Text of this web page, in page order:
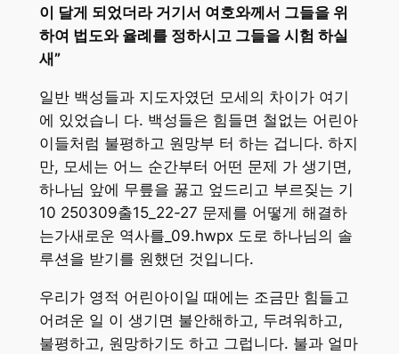
이 달게 되었더라 거기서 여호와께서 그들을 위
하여 법도와 율례를 정하시고 그들을 시험 하실
새”
일반 백성들과 지도자였던 모세의 차이가 여기
에 있었습니 다. 백성들은 힘들면 철없는 어린아
이들처럼 불평하고 원망부 터 하는 겁니다. 하지
만, 모세는 어느 순간부터 어떤 문제 가 생기면,
하나님 앞에 무릎을 꿇고 엎드리고 부르짖는 기
10 250309출15_22-27 문제를 어떻게 해결하
는가새로운 역사를_09.hwpx 도로 하나님의 솔
루션을 받기를 원했던 것입니다.
우리가 영적 어린아이일 때에는 조금만 힘들고
어려운 일 이 생기면 불안해하고, 두려워하고,
불평하고, 원망하기도 하고 그럽니다. 불과 얼마